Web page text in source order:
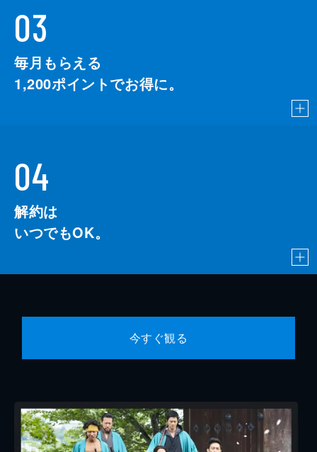
03
毎月もらえる
1,200ポイントでお得に。
04
解約は
いつでもOK。
今すぐ観る